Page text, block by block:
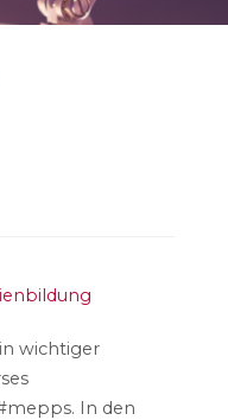
wichtiger
In den